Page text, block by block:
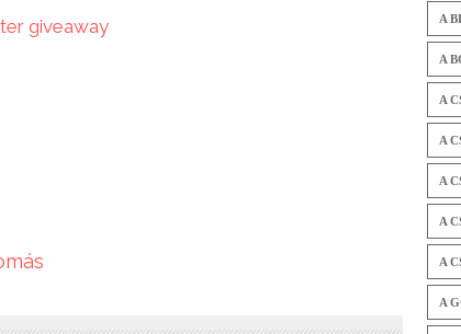
giveaway A
A
A
A
A
A
A
A